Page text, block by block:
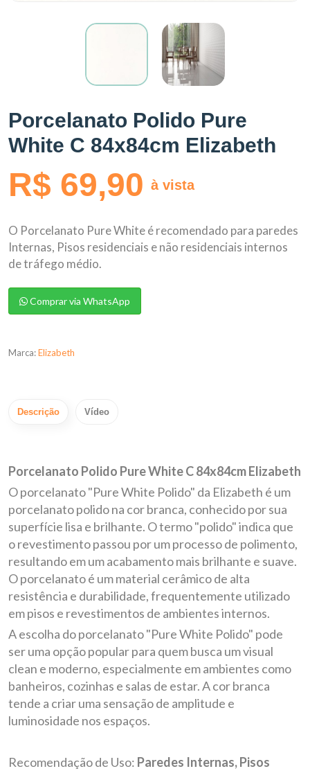
Porcelanato Polido Pure
White C 84x84cm Elizabeth
R$ 69,90 à vista
O Porcelanato Pure White é recomendado para paredes
Internas, Pisos residenciais e não residenciais internos
de tráfego médio.
Comprar via WhatsApp
Marca:Elizabeth
Descrição Vídeo
Porcelanato Polido Pure White C 84x84cm Elizabeth
O porcelanato "Pure White Polido" da Elizabeth é um
porcelanato polido na cor branca, conhecido por sua
superfície lisa e brilhante. O termo "polido" indica que
o revestimento passou por um processo de polimento,
resultando em um acabamento mais brilhante e suave.
O porcelanato é um material cerâmico de alta
resistência e durabilidade, frequentemente utilizado
em pisos e revestimentos de ambientes internos.
A escolha do porcelanato "Pure White Polido" pode
ser uma opção popular para quem busca um visual
clean e moderno, especialmente em ambientes como
banheiros, cozinhas e salas de estar. A cor branca
tende a criar uma sensação de amplitude e
luminosidade nos espaços.
Recomendação de Uso: Paredes Internas, Pisos